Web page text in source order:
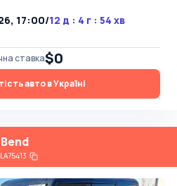
17:00/12 д : 4 г : 54 хв
ставка$0
авто в Україні